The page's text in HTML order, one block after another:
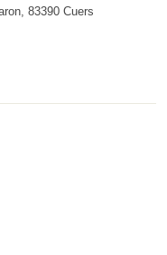
83390 Cuers